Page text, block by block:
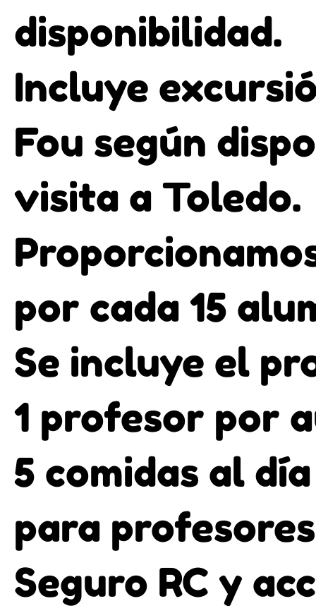
disponibilidad.
Incluye
Fou según
visita a Toledo.
por cada 15
Se incluye el
1 profesor por
5 comidas al
para profesores
Seguro RC y